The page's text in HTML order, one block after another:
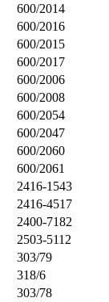
600/2014
600/2016
600/2015
600/2017
600/2006
600/2008
600/2054
600/2047
600/2060
600/2061
2416-1543
2416-4517
2400-7182
2503-5112
303/79
318/6
303/78